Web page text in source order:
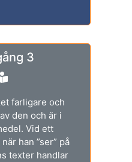
3
farligare och
den och är i
Vid ett
han ”ser” på
texter handlar